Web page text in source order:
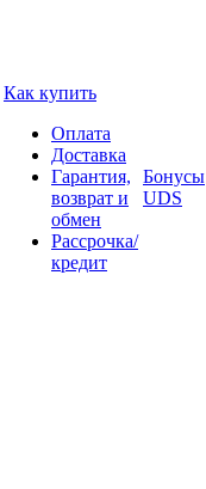
Как купить
Оплата
Доставка
Гарантия,
возврат и
обмен
Рассрочка/
кредит
Бонусы
UDS